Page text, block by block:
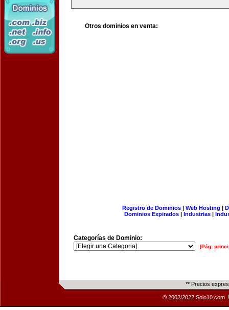
Otros dominios en venta:
Registro de Dominios| Web Hosting |
Dominios Expirados | Industrias |
Categorías de Dominio:
[Pág.
** Precios
© 2002/2022 Solo10.com